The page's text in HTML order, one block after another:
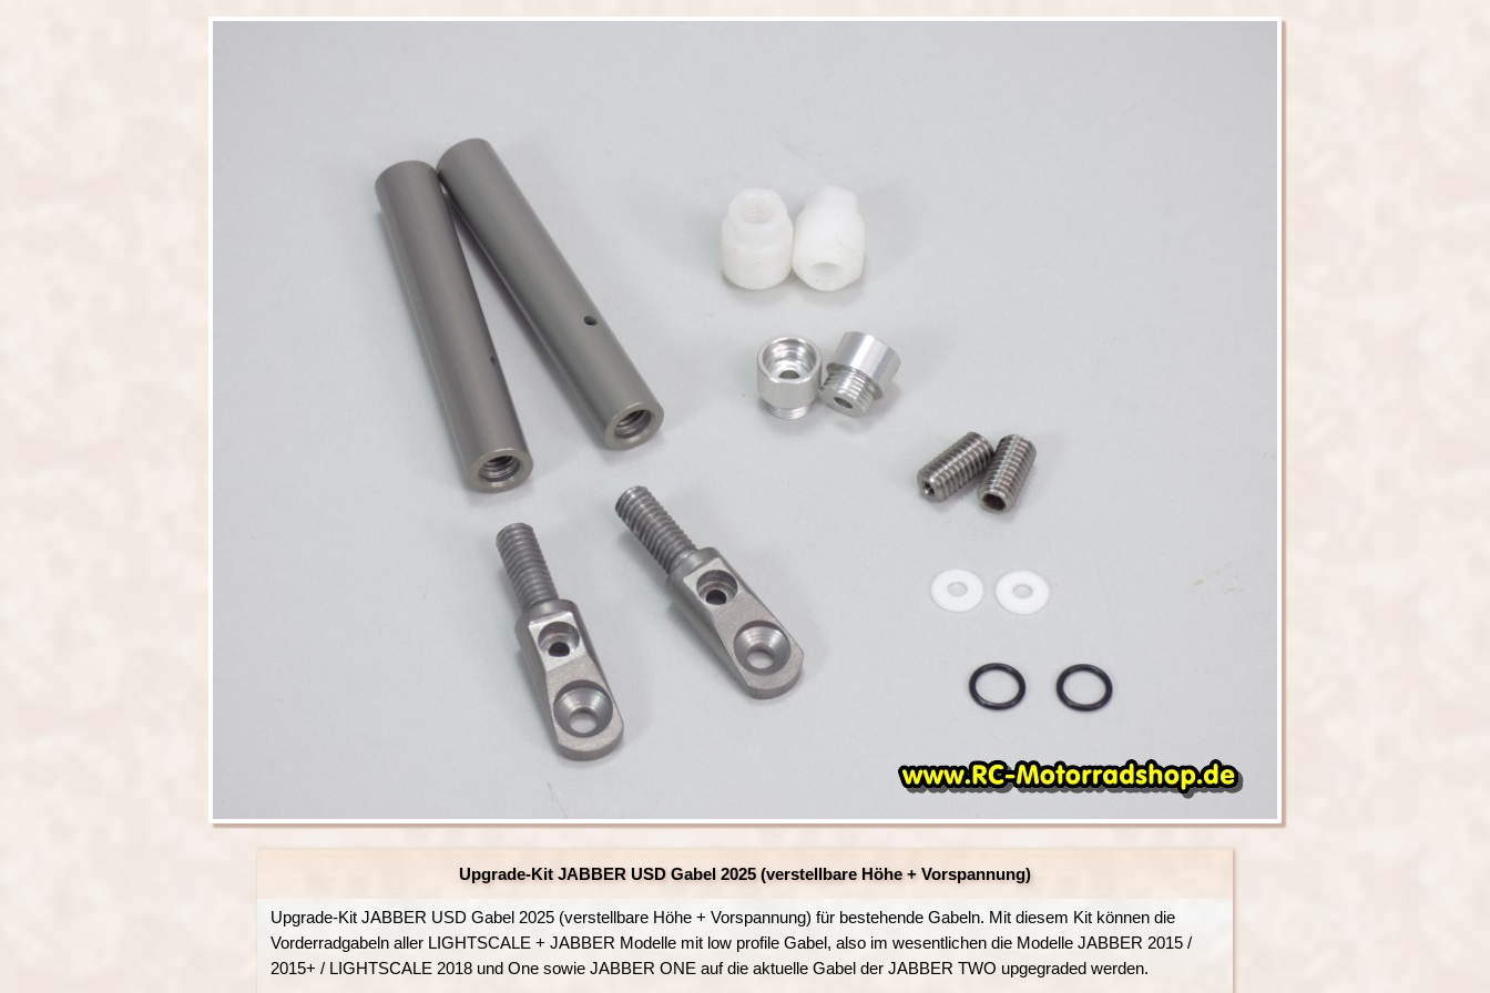
Upgrade-Kit JABBER USD Gabel 2025 (verstellbare Höhe + Vorspannung)
Upgrade-Kit JABBER USD Gabel 2025 (verstellbare Höhe + Vorspannung) für bestehende Gabeln. Mit diesem Kit können die
Vorderradgabeln aller LIGHTSCALE + JABBER Modelle mit low profile Gabel, also im wesentlichen die Modelle JABBER 2015 /
2015+ / LIGHTSCALE 2018 und One sowie JABBER ONE auf die aktuelle Gabel der JABBER TWO upgegraded werden.